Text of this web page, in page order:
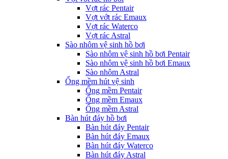
Vợt rác Pentair
Vợt vớt rác Emaux
Vợt rác Waterco
Vợt rác Astral
Sào nhôm vệ sinh hồ bơi
Sào nhôm vệ sinh hồ bơi Pentair
Sào nhôm vệ sinh hồ bơi Emaux
Sào nhôm Astral
Ống mềm hút vệ sinh
Ống mềm Pentair
Ống mềm Emaux
Ống mềm Astral
Bàn hút đáy hồ bơi
Bàn hút đáy Pentair
Bàn hút đáy Emaux
Bàn hút đáy Waterco
Bàn hút đáy Astral